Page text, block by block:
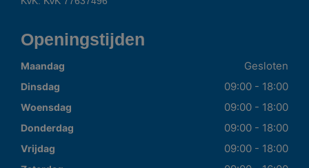
Openingstijden
Maandag Gesloten
Dinsdag 09:00 - 18:00
Woensdag 09:00 - 18:00
Donderdag 09:00 - 18:00
Vrijdag 09:00 - 18:00